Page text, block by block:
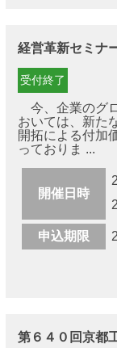
経営革新セミナ
受付終了
今、企業のグ
おいては、新た
開拓による付加
っておりま ...
開催日時
申込期限
第６４０回京都